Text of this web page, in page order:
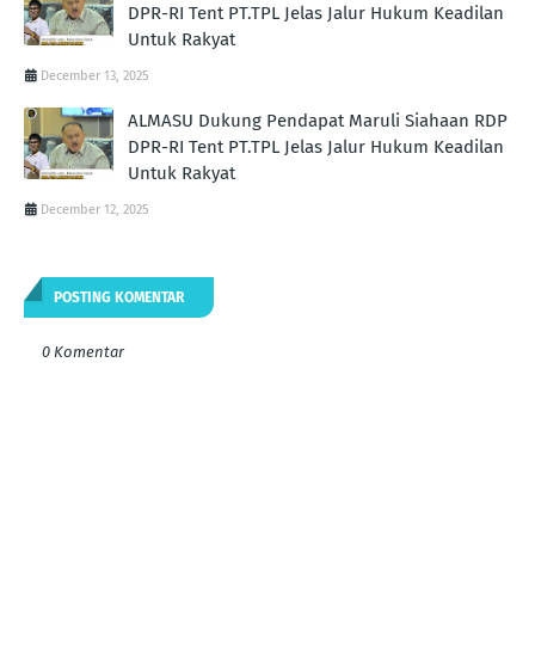
DPR-RI Tent PT.TPL Jelas Jalur Hukum Keadilan
Untuk Rakyat
December 13, 2025
ALMASU Dukung Pendapat Maruli Siahaan RDP
DPR-RI Tent PT.TPL Jelas Jalur Hukum Keadilan
Untuk Rakyat
December 12, 2025
POSTING KOMENTAR
0 Komentar